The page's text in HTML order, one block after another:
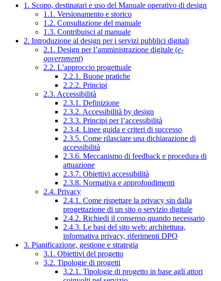
1. Scopo, destinatari e uso del Manuale operativo di design
1.1. Versionamento e storico
1.2. Consultazione del manuale
1.3. Contribuisci al manuale
2. Introduzione al design per i servizi pubblici digitali
2.1. Design per l’amministrazione digitale (e-
government)
2.2. L’approccio progettuale
2.2.1. Buone pratiche
2.2.2. Principi
2.3. Accessibilità
2.3.1. Definizione
2.3.2. Accessibilità by design
2.3.3. Principi per l’accessibilità
2.3.4. Linee guida e criteri di successo
2.3.5. Come rilasciare una dichiarazione di
accessibilità
2.3.6. Meccanismo di feedback e procedura di
attuazione
2.3.7. Obiettivi accessibilità
2.3.8. Normativa e approfondimenti
2.4. Privacy
2.4.1. Come rispettare la privacy sin dalla
progettazione di un sito o servizio digitale
2.4.2. Richiedi il consenso quando necessario
2.4.3. Le basi del sito web: architettura,
informativa privacy, riferimenti DPO
3. Pianificazione, gestione e strategia
3.1. Obiettivi del progetto
3.2. Tipologie di progetti
3.2.1. Tipologie di progetto in base agli attori